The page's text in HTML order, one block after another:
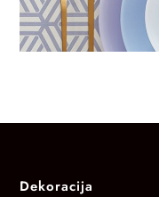
Dekoracija